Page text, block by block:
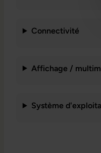
Connectivité
Affichage /
Système